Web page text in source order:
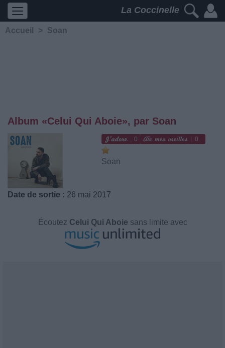
La Coccinelle
Accueil > Soan
Album «Celui Qui Aboie», par Soan
0 0
Soan
Date de sortie : 26 mai 2017
Écoutez Celui Qui Aboie sans limite avec